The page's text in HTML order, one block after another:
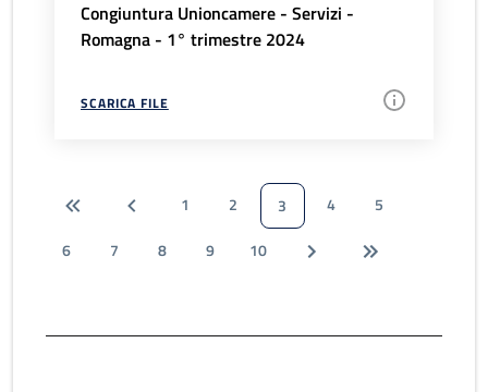
Congiuntura Unioncamere - Servizi -
Romagna - 1° trimestre 2024
SCARICA FILE
1 2 3 4
5
6
7 8 9 10